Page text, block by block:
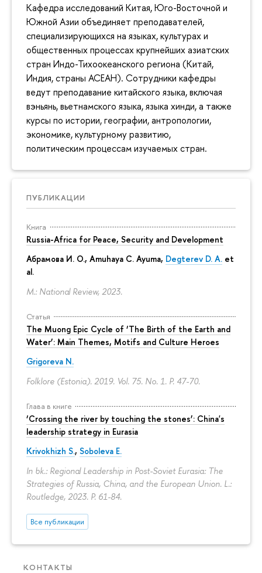
Кафедра исследований Китая, Юго-Восточной и
Южной Азии объединяет преподавателей,
специализирующихся на языках, культурах и
общественных процессах крупнейших азиатских
стран Индо-Тихоокеанского региона (Китай,
Индия, страны АСЕАН). Сотрудники кафедры
ведут преподавание китайского языка, включая
вэньянь, вьетнамского языка, языка хинди, а также
курсы по истории, географии, антропологии,
экономике, культурному развитию,
политическим процессам изучаемых стран.
ПУБЛИКАЦИИ
Книга
Russia-Africa for Peace, Security and Development
Абрамова И. О., Amuhaya C. Ayuma, Degterev D. A. et
al.
M.: National Review, 2023.
Статья
The Muong Epic Cycle of ‘The Birth of the Earth and
Water’: Main Themes, Motifs and Culture Heroes
Grigoreva N.
Folklore (Estonia). 2019. Vol. 75. No. 1. P. 47-70.
Глава в книге
‘Crossing the river by touching the stones’: China's
leadership strategy in Eurasia
Krivokhizh S., Soboleva E.
In bk.: Regional Leadership in Post-Soviet Eurasia: The
Strategies of Russia, China, and the European Union. L.:
Routledge, 2023. P. 61-84.
Все публикации
КОНТАКТЫ